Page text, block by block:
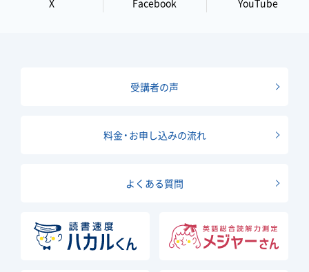
X Facebook YouTube
受講者の声
料金・お申し込みの流れ
よくある質問